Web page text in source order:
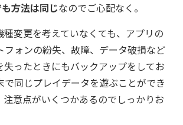
方法は同じなのでご心配なく。
変更を考えていなくても、アプリの
フォンの紛失、故障、データ破損など
失ったときにもバックアップをしてお
で同じプレイデータを遊ぶことができ
注意点がいくつかあるのでしっかりお